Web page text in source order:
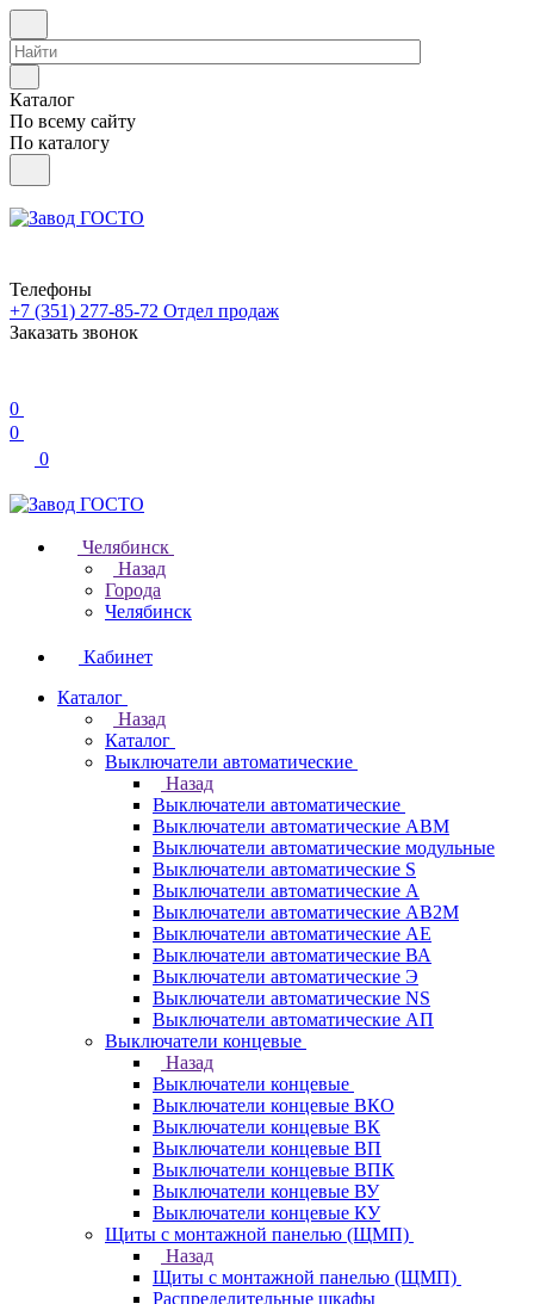
Каталог
По всему сайту
По каталогу
Телефоны
+7 (351) 277-85-72 Отдел продаж
Заказать звонок
0
0
0
Челябинск
Назад
Города
Челябинск
Кабинет
Каталог
Назад
Каталог
Выключатели автоматические
Назад
Выключатели автоматические
Выключатели автоматические АВМ
Выключатели автоматические модульные
Выключатели автоматические S
Выключатели автоматические А
Выключатели автоматические АВ2М
Выключатели автоматические АЕ
Выключатели автоматические ВА
Выключатели автоматические Э
Выключатели автоматические NS
Выключатели автоматические АП
Выключатели концевые
Назад
Выключатели концевые
Выключатели концевые ВКО
Выключатели концевые ВК
Выключатели концевые ВП
Выключатели концевые ВПК
Выключатели концевые ВУ
Выключатели концевые КУ
Щиты с монтажной панелью (ЩМП)
Назад
Щиты с монтажной панелью (ЩМП)
Распределительные шкафы